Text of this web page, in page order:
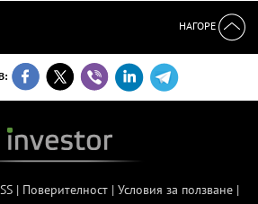
НАГОРЕ
| Поверителност| Условия за ползване|